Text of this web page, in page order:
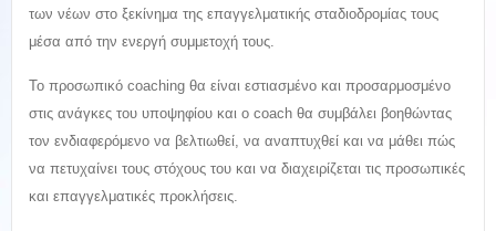
των νέων στο ξεκίνημα της επαγγελματικής σταδιοδρομίας τους
μέσα από την ενεργή συμμετοχή τους.
Το προσωπικό coaching θα είναι εστιασμένο και προσαρμοσμένο
στις ανάγκες του υποψηφίου και ο coach θα συμβάλει βοηθώντας
τον ενδιαφερόμενο να βελτιωθεί, να αναπτυχθεί και να μάθει πώς
να πετυχαίνει τους στόχους του και να διαχειρίζεται τις προσωπικές
και επαγγελματικές προκλήσεις.